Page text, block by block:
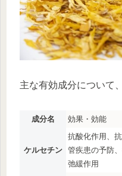
主な有効成分について
成分名 効果・効能
ケルセチン
抗酸化作用、
管疾患の予防
弛緩作用